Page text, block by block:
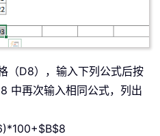
（D8），输入下列公式后按
中再次输入相同公式，列出